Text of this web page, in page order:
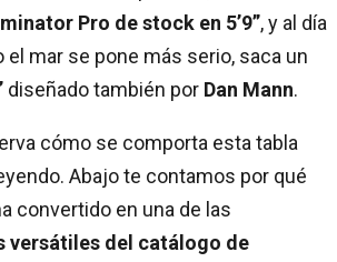
Pro de stock en 5’9”, y al día
el mar se pone más serio, saca un
diseñado también por Dan Mann.
cómo se comporta esta tabla
Abajo te contamos por qué
convertido en una de las
versátiles del catálogo de